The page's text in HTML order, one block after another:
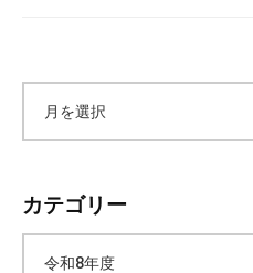
カ
カテゴリー
令和8年度